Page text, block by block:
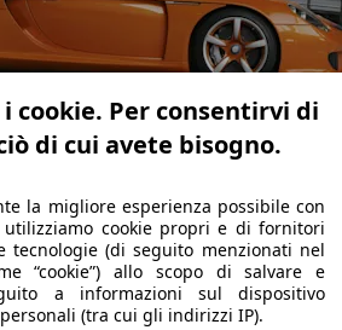
si è arricchita con cataloghi
accessori, elaborazioni elettroniche
sito ufficiale, infatti, è facile
dei singoli modelli Porsche
il tutto in modo molto chiaro e
dettagli si riconosce la bravura dei
reso quest’azienda famosa in
cookie. Per consentirvi di
di cui avete bisogno.
la migliore esperienza possibile con
cookie propri e di fornitori
tecnologie (di seguito menzionati nel
“cookie”) allo scopo di salvare e
a informazioni sul dispositivo
(tra cui gli indirizzi IP).